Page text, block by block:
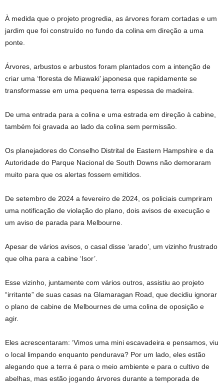
À medida que o projeto progredia, as árvores foram cortadas e um
jardim que foi construído no fundo da colina em direção a uma
ponte.
Árvores, arbustos e arbustos foram plantados com a intenção de
criar uma ‘floresta de Miawaki’ japonesa que rapidamente se
transformasse em uma pequena terra espessa de madeira.
De uma entrada para a colina e uma estrada em direção à cabine,
também foi gravada ao lado da colina sem permissão.
Os planejadores do Conselho Distrital de Eastern Hampshire e da
Autoridade do Parque Nacional de South Downs não demoraram
muito para que os alertas fossem emitidos.
De setembro de 2024 a fevereiro de 2024, os policiais cumpriram
uma notificação de violação do plano, dois avisos de execução e
um aviso de parada para Melbourne.
Apesar de vários avisos, o casal disse ‘arado’, um vizinho frustrado
que olha para a cabine ‘Isor’.
Esse vizinho, juntamente com vários outros, assistiu ao projeto
“irritante” de suas casas na Glamaragan Road, que decidiu ignorar
o plano de cabine de Melbournes de uma colina de oposição e
agir.
Eles acrescentaram: ‘Vimos uma mini escavadeira e pensamos, viu
o local limpando enquanto pendurava? Por um lado, eles estão
alegando que a terra é para o meio ambiente e para o cultivo de
abelhas, mas estão jogando árvores durante a temporada de